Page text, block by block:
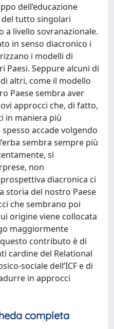
dell’educazione
tutto singolari
a livello sovranazionale.
in senso diacronico i
i modelli di
Paesi. Seppure alcuni di
altri, come il modello
Paese sembra aver
approcci che, di fatto,
in maniera più
accade volgendo
sembra sempre più
si
non
diacronica ci
storia del nostro Paese
che sembrano poi
origine viene collocata
maggiormente
contributo è di
cardine del Relational
sociale dell’ICF e di
in approcci
completa